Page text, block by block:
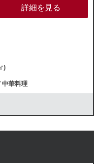
族連れ、グループ客まで幅広
お客様に対応可能です。諸条
詳細を見る
)
中華料理